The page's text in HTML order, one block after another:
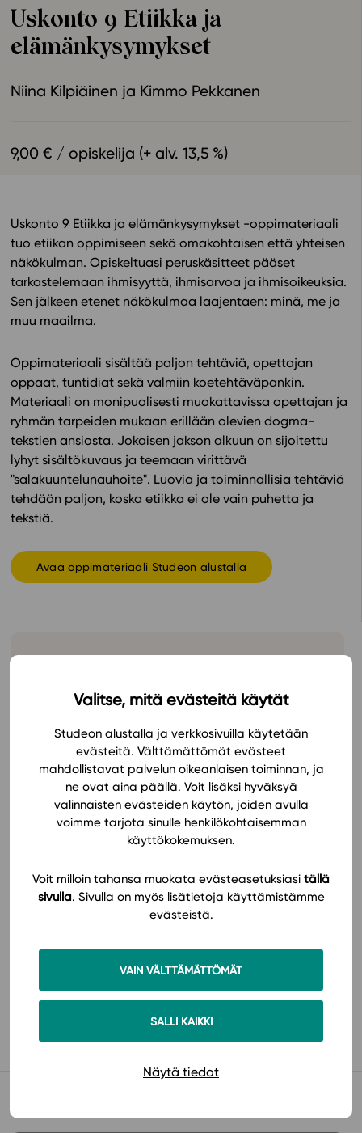
Valitse, mitä evästeitä käytät
Studeon alustalla ja verkkosivuilla käytetään
evästeitä. Välttämättömät evästeet
mahdollistavat palvelun oikeanlaisen toiminnan, ja
ne ovat aina päällä. Voit lisäksi hyväksyä
valinnaisten evästeiden käytön, joiden avulla
voimme tarjota sinulle henkilökohtaisemman
käyttökokemuksen.
Voit milloin tahansa muokata evästeasetuksiasi tällä
sivulla. Sivulla on myös lisätietoja käyttämistämme
evästeistä.
VAIN VÄLTTÄMÄTTÖMÄT
SALLI KAIKKI
Näytä tiedot
Ominaisuudet
Tapahtumakalenteri
Yhteisö
Ohjevideot
Tietoa meistä
Eettiset periaatteet tekoälyn käyttöön
Tilaa uutiskirje
Ota yhteyttä
In English
Uskonto 9 Etiikka ja
elämänkysymykset
Niina Kilpiäinen Kimmo Pekkanen
9,00 € / opiskelija (+ alv. 13,5 %)
Uskonto 9 Etiikka ja elämänkysymykset -oppimateriaali
tuo etiikan oppimiseen sekä omakohtaisen että yhteisen
näkökulman. Opiskeltuasi peruskäsitteet pääset
tarkastelemaan ihmisyyttä, ihmisarvoa ja ihmisoikeuksia.
Sen jälkeen etenet näkökulmaa laajentaen: minä, me ja
muu maailma.
Oppimateriaali sisältää paljon tehtäviä, opettajan
oppaat, tuntidiat sekä valmiin koetehtäväpankin.
Materiaali on monipuolisesti muokattavissa opettajan ja
ryhmän tarpeiden mukaan erillään olevien dogma-
tekstien ansiosta. Jokaisen jakson alkuun on sijoitettu
lyhyt sisältökuvaus ja teemaan virittävä
"salakuuntelunauhoite". Luovia ja toiminnallisia tehtäviä
tehdään paljon, koska etiikka ei ole vain puhetta ja
tekstiä.
Avaa oppimateriaali Studeon alustalla
Hinnasto
Käyttöönotto